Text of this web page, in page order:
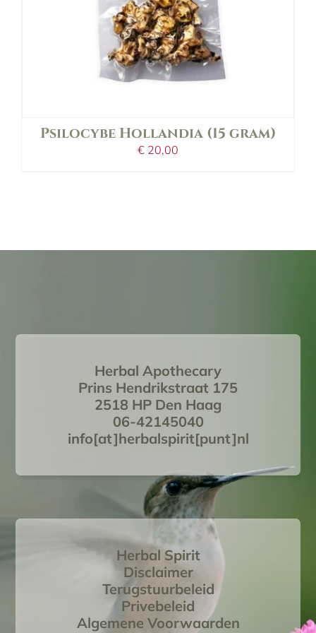
Psilocybe Hollandia (15 gram)
€ 20,00
Herbal Apothecary
Prins Hendrikstraat 175
2518 HP Den Haag
06-42145040
info[at]herbalspirit[punt]nl
Herbal Spirit
Disclaimer
Terugstuurbeleid
Privebeleid
Algemene Voorwaarden